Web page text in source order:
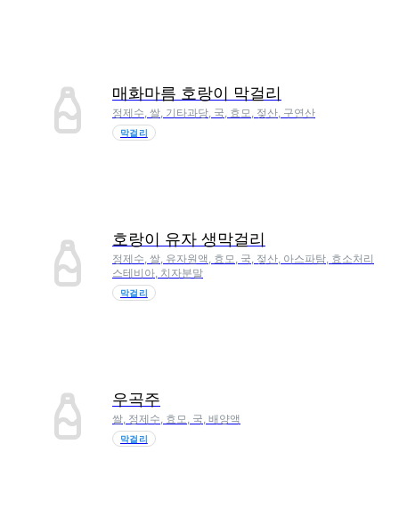
매화마름 호랑이 막걸리
정제수, 쌀, 기타과당, 국, 효모, 젖산, 구연산
막걸리
호랑이 유자 생막걸리
정제수, 쌀, 유자원액, 효모, 국, 젖산, 아스파탐, 효소처리
스테비아, 치자분말
막걸리
우곡주
쌀, 정제수, 효모, 국, 배양액
막걸리